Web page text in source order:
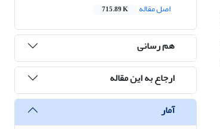
اصل مقاله
715.89 K
هم رسانی
ارجاع به این مقاله
آمار